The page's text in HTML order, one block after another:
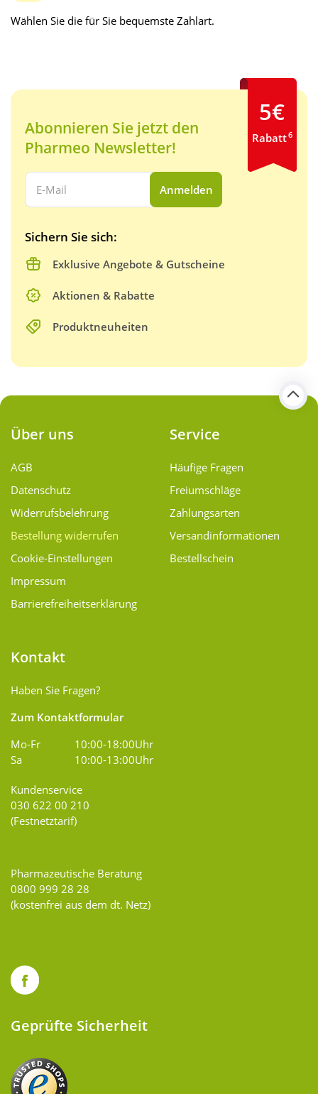
Wählen Sie die für Sie bequemste Zahlart.
Abonnieren Sie jetzt den
Pharmeo Newsletter!
Ihre E-Mail Adresse:
Anmelden
Sichern Sie sich:
Exklusive Angebote & Gutscheine
Aktionen & Rabatte
Produktneuheiten
5€
Rabatt6
Über uns
AGB
Datenschutz
Widerrufsbelehrung
Bestellung widerrufen
Cookie-Einstellungen
Impressum
Barrierefreiheitserklärung
Service
Häufige Fragen
Freiumschläge
Zahlungsarten
Versand­informationen
Bestellschein
Kontakt
Haben Sie Fragen?
Zum Kontaktformular
Mo-Fr
10:00-18:00Uhr
Sa
10:00-13:00Uhr
Kundenservice
030 622 00 210
(Festnetztarif)
Pharmazeutische Beratung
0800 999 28 28
(kostenfrei aus dem dt. Netz)
Geprüfte Sicherheit